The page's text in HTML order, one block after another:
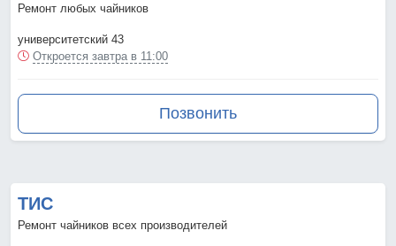
Ремонт любых чайников
университетский 43
Откроется завтра в 11:00
Позвонить
ТИС
Ремонт чайников всех производителей